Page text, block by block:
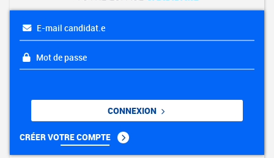
E-mail candidat.e
Mot de passe
CONNEXION
CRÉER VOTRE COMPTE